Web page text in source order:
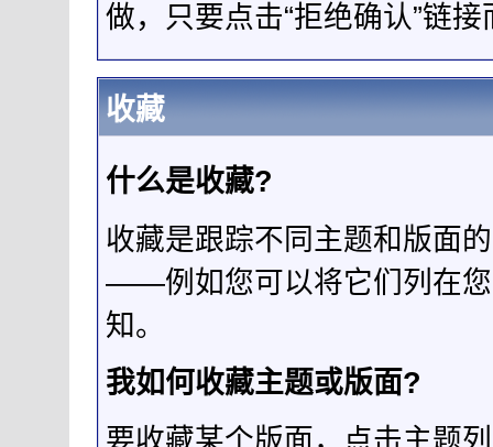
做，只要点击“拒绝确认”链
收藏
什么是收藏?
收藏是跟踪不同主题和版面
——例如您可以将它们列在
知。
我如何收藏主题或版面?